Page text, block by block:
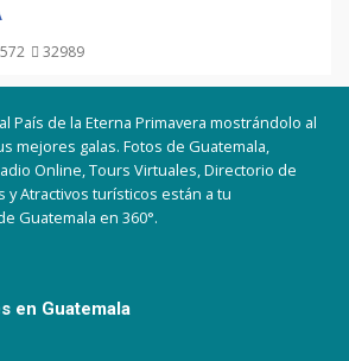
32989
País de la Eterna Primavera mostrándolo al
mejores galas. Fotos de Guatemala,
Online, Tours Virtuales, Directorio de
y Atractivos turísticos están a tu
Guatemala en 360°.
en Guatemala